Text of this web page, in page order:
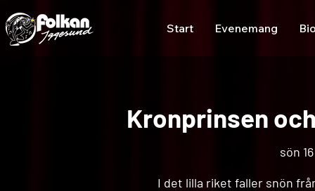
Start Evenemang
Kronprinsen
sön
I det lilla riket faller snön